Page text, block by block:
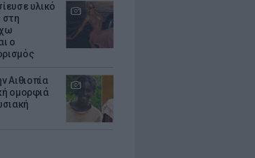
υλικό
στη
ο
Αιθιοπία
ομορφιά